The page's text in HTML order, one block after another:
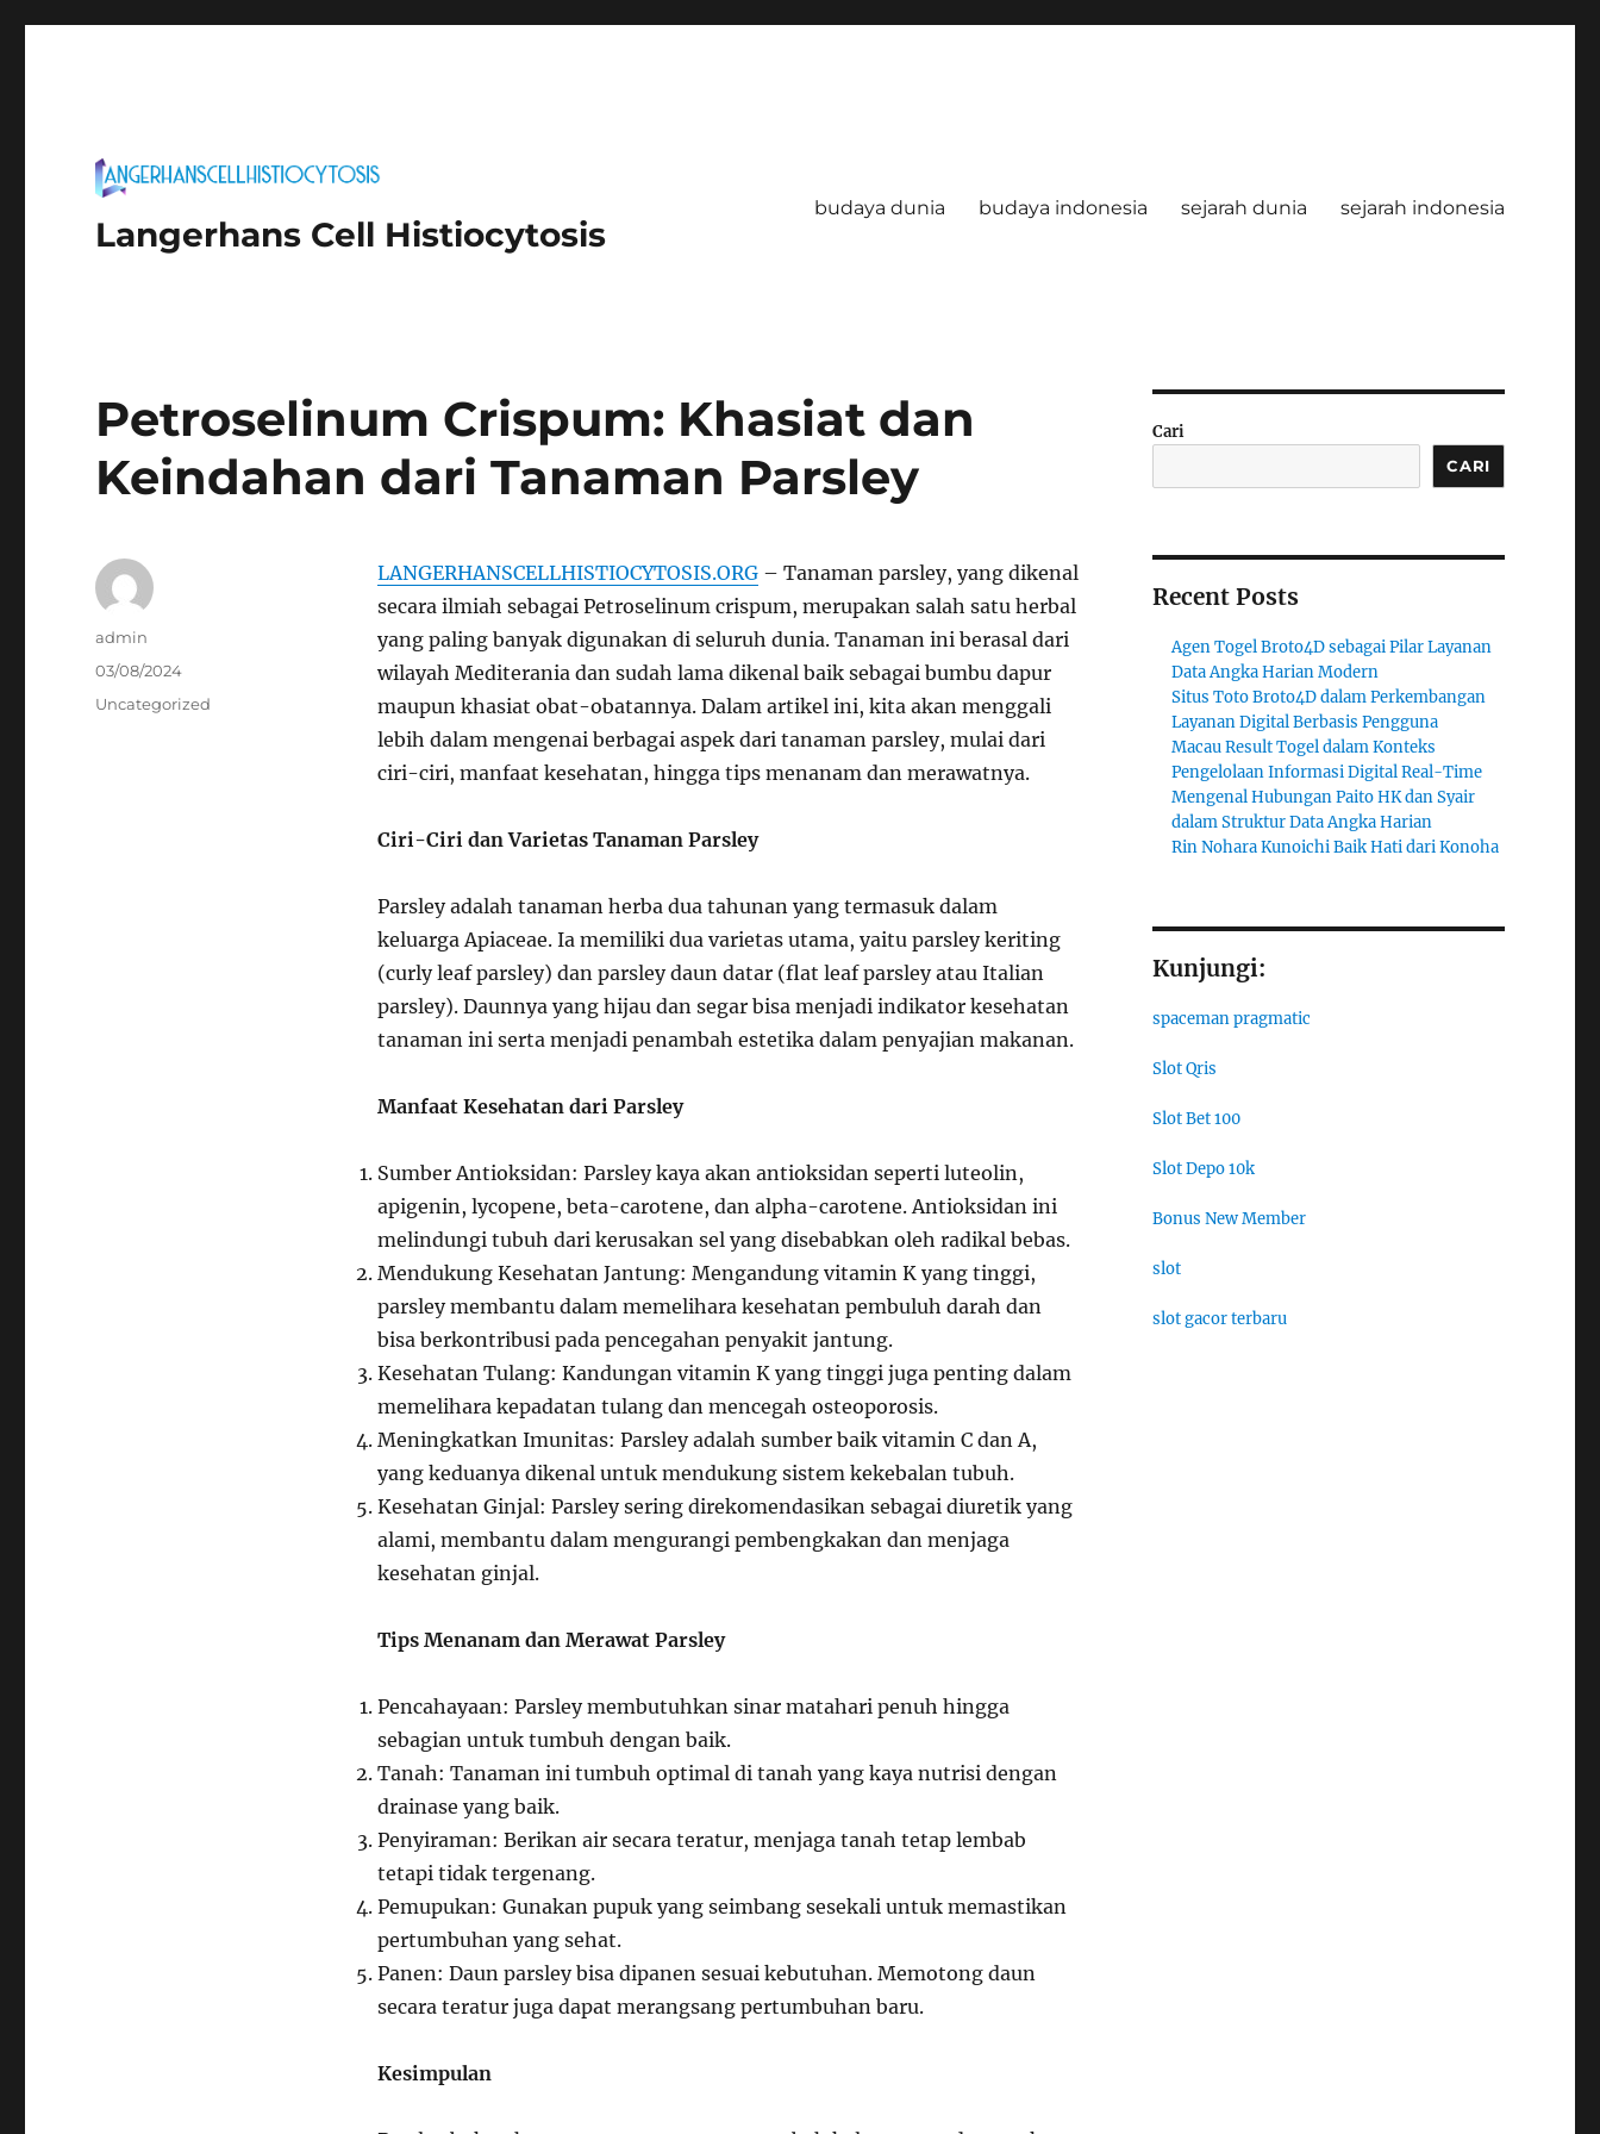
Langerhans Cell Histiocytosis
budaya dunia budaya indonesia sejarah dunia sejarah indonesia
Petroselinum Crispum: Khasiat dan
Keindahan dari Tanaman Parsley
LANGERHANSCELLHISTIOCYTOSIS.ORG– Tanaman parsley, yang dikenal
secara ilmiah sebagai Petroselinum crispum, merupakan salah satu herbal
yang paling banyak digunakan di seluruh dunia. Tanaman ini berasal dari
wilayah Mediterania dan sudah lama dikenal baik sebagai bumbu dapur
maupun khasiat obat-obatannya. Dalam artikel ini, kita akan menggali
lebih dalam mengenai berbagai aspek dari tanaman parsley, mulai dari
ciri-ciri, manfaat kesehatan, hingga tips menanam dan merawatnya.
Ciri-Ciri dan Varietas Tanaman Parsley
Parsley adalah tanaman herba dua tahunan yang termasuk dalam
keluarga Apiaceae. Ia memiliki dua varietas utama, yaitu parsley keriting
(curly leaf parsley) dan parsley daun datar (flat leaf parsley atau Italian
parsley). Daunnya yang hijau dan segar bisa menjadi indikator kesehatan
tanaman ini serta menjadi penambah estetika dalam penyajian makanan.
Manfaat Kesehatan dari Parsley
Sumber Antioksidan: Parsley kaya akan antioksidan seperti luteolin,
apigenin, lycopene, beta-carotene, dan alpha-carotene. Antioksidan ini
melindungi tubuh dari kerusakan sel yang disebabkan oleh radikal bebas.
Mendukung Kesehatan Jantung: Mengandung vitamin K yang tinggi,
parsley membantu dalam memelihara kesehatan pembuluh darah dan
bisa berkontribusi pada pencegahan penyakit jantung.
Kesehatan Tulang: Kandungan vitamin K yang tinggi juga penting dalam
memelihara kepadatan tulang dan mencegah osteoporosis.
Meningkatkan Imunitas: Parsley adalah sumber baik vitamin C dan A,
yang keduanya dikenal untuk mendukung sistem kekebalan tubuh.
Kesehatan Ginjal: Parsley sering direkomendasikan sebagai diuretik yang
alami, membantu dalam mengurangi pembengkakan dan menjaga
kesehatan ginjal.
Tips Menanam dan Merawat Parsley
Pencahayaan: Parsley membutuhkan sinar matahari penuh hingga
sebagian untuk tumbuh dengan baik.
Tanah: Tanaman ini tumbuh optimal di tanah yang kaya nutrisi dengan
drainase yang baik.
Penyiraman: Berikan air secara teratur, menjaga tanah tetap lembab
tetapi tidak tergenang.
Pemupukan: Gunakan pupuk yang seimbang sesekali untuk memastikan
pertumbuhan yang sehat.
Panen: Daun parsley bisa dipanen sesuai kebutuhan. Memotong daun
secara teratur juga dapat merangsang pertumbuhan baru.
Kesimpulan
Author
admin
Posted
on
03/08/2024
Categories
Uncategorized
Cari
CARI
Recent Posts
Agen Togel Broto4D sebagai Pilar Layanan
Data Angka Harian Modern
Situs Toto Broto4D dalam Perkembangan
Layanan Digital Berbasis Pengguna
Macau Result Togel dalam Konteks
Pengelolaan Informasi Digital Real-Time
Mengenal Hubungan Paito HK dan Syair
dalam Struktur Data Angka Harian
Rin Nohara Kunoichi Baik Hati dari Konoha
Kunjungi:
spaceman pragmatic
Slot Qris
Slot Bet 100
Slot Depo 10k
Bonus New Member
slot
slot gacor terbaru